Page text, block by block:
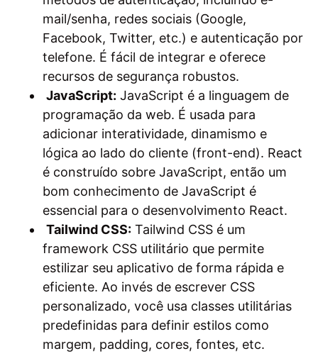
mail/senha, redes sociais (Google,
Facebook, Twitter, etc.) e autenticação por
telefone. É fácil de integrar e oferece
recursos de segurança robustos.
JavaScript: JavaScript é a linguagem de
programação da web. É usada para
adicionar interatividade, dinamismo e
lógica ao lado do cliente (front-end). React
é construído sobre JavaScript, então um
bom conhecimento de JavaScript é
essencial para o desenvolvimento React.
Tailwind CSS: Tailwind CSS é um
framework CSS utilitário que permite
estilizar seu aplicativo de forma rápida e
eficiente. Ao invés de escrever CSS
personalizado, você usa classes utilitárias
predefinidas para definir estilos como
margem, padding, cores, fontes, etc.